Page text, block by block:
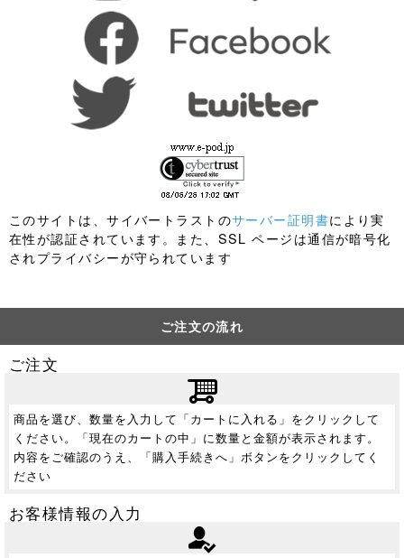
このサイトは、サイバートラストのサーバー証明書により実
在性が認証されています。また、SSL ページは通信が暗号化
されプライバシーが守られています
ご注文の流れ
ご注文
商品を選び、数量を入力して「カートに入れる」をクリックして
ください。「現在のカートの中」に数量と金額が表示されます。
内容をご確認のうえ、「購入手続きへ」ボタンをクリックしてく
ださい
お客様情報の入力